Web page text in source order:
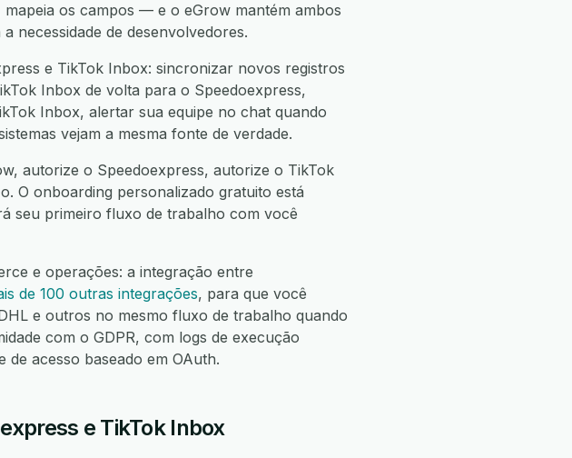
os campos — e o eGrow mantém ambos
necessidade de desenvolvedores.
e TikTok Inbox: sincronizar novos registros
Inbox de volta para o Speedoexpress,
Inbox, alertar sua equipe no chat quando
vejam a mesma fonte de verdade.
autorize o Speedoexpress, autorize o TikTok
O onboarding personalizado gratuito está
seu primeiro fluxo de trabalho com você
e operações: a integração entre
de 100 outras integrações, para que você
e outros no mesmo fluxo de trabalho quando
com o GDPR, com logs de execução
acesso baseado em OAuth.
e TikTok Inbox